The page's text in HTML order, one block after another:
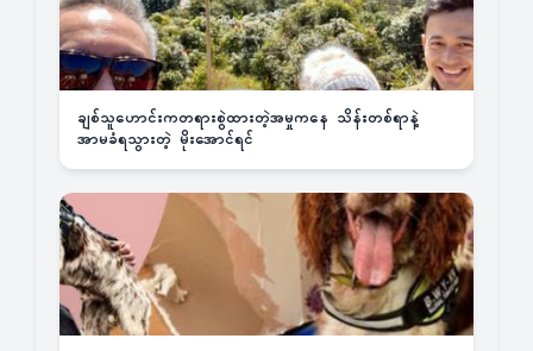
ချစ်သူဟောင်းကတရားစွဲထားတဲ့အမှုကနေ သိန်းတစ်ရာနဲ့
အာမခံရသွားတဲ့ မိုးအောင်ရင်